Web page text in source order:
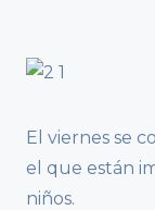
El viernes se
el que están
niños.